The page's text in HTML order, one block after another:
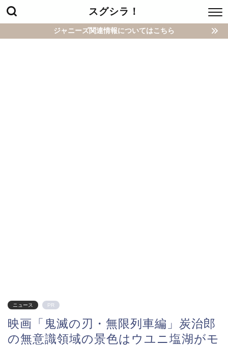
スグシラ！
ジャニーズ関連情報についてはこちら
ニュース PR
映画「鬼滅の刃・無限列車編」炭治郎
の無意識領域の景色はウユニ塩湖がモ